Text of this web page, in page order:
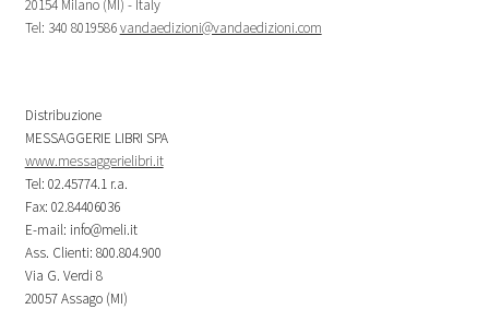
20154 Milano (MI) - Italy
Tel: 340 8019586vandaedizioni@vandaedizioni.com
Distribuzione
MESSAGGERIE LIBRI SPA
www.messaggerielibri.it
Tel: 02.45774.1 r.a.
Fax: 02.84406036
E-mail: info@meli.it
Ass. Clienti: 800.804.900
Via G. Verdi 8
20057 Assago (MI)